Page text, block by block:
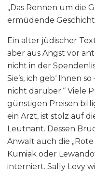
„Das Rennen um die
ermüdende
Ein alter jüdischer
aber aus Angst vor
nicht in der
Sie’s, ich geb‘ Ihnen
nicht darüber.“ Viele
günstigen Preisen
ein Arzt, ist stolz auf
Leutnant. Dessen
Anwalt auch die „Rote
Kumiak oder
interniert. Sally Levy